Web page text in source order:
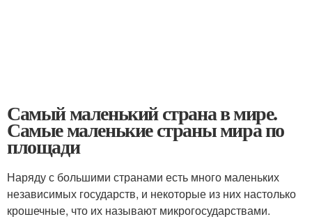
Самый маленький страна в мире.
Самые маленькие страны мира по
площади
Наряду с большими странами есть много маленьких
независимых государств, и некоторые из них настолько
крошечные, что их называют микрогосударствами.